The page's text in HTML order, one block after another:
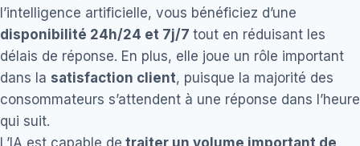
l’intelligence artificielle, vous bénéficiez d’une
disponibilité 24h/24 et 7j/7 tout en réduisant les
délais de réponse. En plus, elle joue un rôle important
dans la satisfaction client, puisque la majorité des
consommateurs s’attendent à une réponse dans l’heure
qui suit.
L’IA est capable de traiter un volume important de